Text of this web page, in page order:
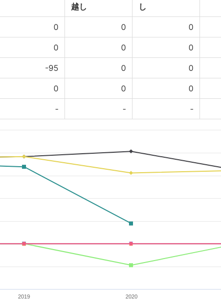
越し
し
0 0 0
0 0 0
-95 0 0
0 0 0
- - -
2019 2020